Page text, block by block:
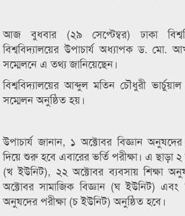
আজ বুধবার (২৯ সেপ্টেম্বর) ঢাকা
বিশ্ববিদ্যালয়ের উপাচার্য অধ্যাপক ড. মো.
সম্মেলনে এ তথ্য জানিয়েছেন।
বিশ্ববিদ্যালয়ের আব্দুল মতিন চৌধুরী
সম্মেলন অনুষ্ঠিত হয়।
উপাচার্য জানান, ১ অক্টোবর বিজ্ঞান
দিয়ে শুরু হবে এবারের ভর্তি পরীক্ষা। এ
(খ ইউনিট), ২২ অক্টোবর ব্যবসায় শিক্ষা
অক্টোবর সামাজিক বিজ্ঞান (ঘ ইউনিট)
অনুষদের পরীক্ষা (চ ইউনিট) অনুষ্ঠিত হবে।